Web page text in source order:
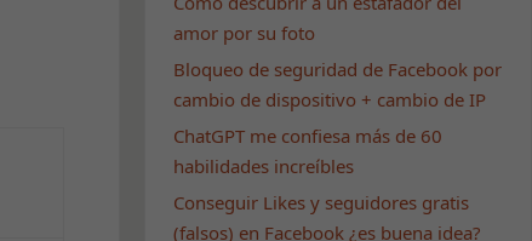
amor por su foto
Bloqueo de seguridad de Facebook por
cambio de dispositivo + cambio de IP
ChatGPT me confiesa más de 60
habilidades increíbles
Conseguir Likes y seguidores gratis
(falsos) en Facebook ¿es buena idea?